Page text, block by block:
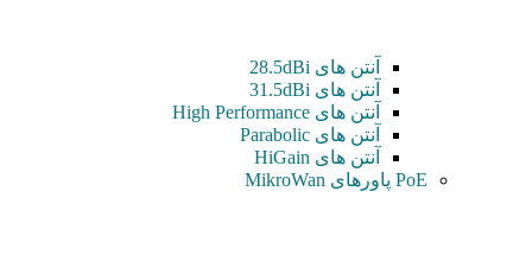
آنتن های 28.5dBi
آنتن های 31.5dBi
آنتن های High Performance
آنتن های Parabolic
آنتن های HiGain
PoE پاورهای MikroWan